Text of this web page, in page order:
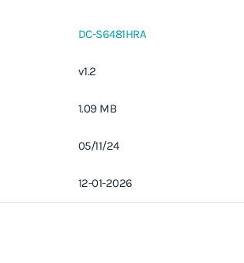
DC-S6481HRA
v1.2
1.09 MB
05/11/24
12-01-2026